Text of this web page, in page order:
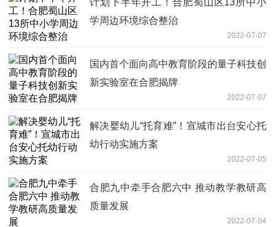
计划下半年开工！合肥蜀山区13所中小
学周边环境综合整治
2022-07-07
国内首个面向高中教育阶段的量子科技创
新实验室在合肥揭牌
2022-07-07
解决婴幼儿“托育难”！宣城市出台安心托
幼行动实施方案
2022-07-05
合肥九中牵手合肥六中 推动教学教研高
质量发展
2022-07-04